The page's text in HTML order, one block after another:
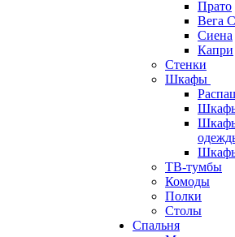
Прато
Вега
Сиена
Капри
Стенки
Шкафы
ТВ-тумбы
Комоды
Полки
Столы
Спальня